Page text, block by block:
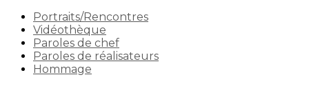
Portraits/Rencontres
Vidéothèque
Paroles de chef
Paroles de réalisateurs
Hommage